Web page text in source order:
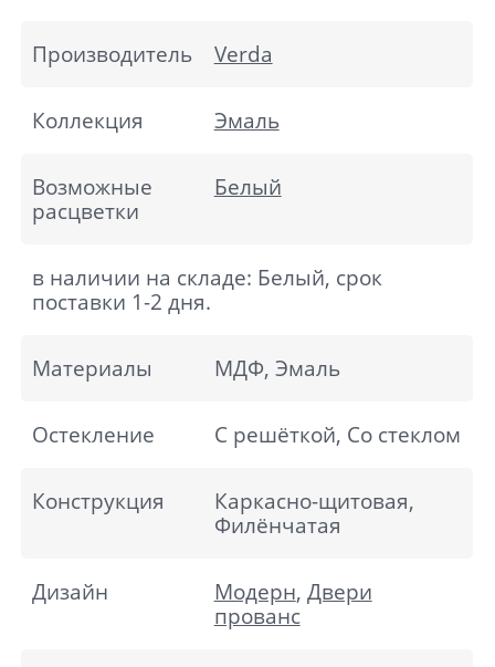
Производитель Verda
Коллекция Эмаль
Возможные
расцветки
Белый
в наличии на складе: Белый, срок
поставки 1-2 дня.
Материалы МДФ, Эмаль
Остекление С решёткой, Со стеклом
Конструкция
Каркасно-щитовая,
Филёнчатая
Дизайн Модерн, Двери
прованс